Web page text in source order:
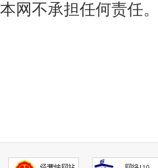
本网不承担任何责任。